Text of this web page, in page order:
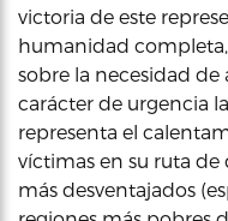
victoria de este
humanidad
sobre la necesidad
carácter de urgencia
representa el
víctimas en su ruta de
más desventajados